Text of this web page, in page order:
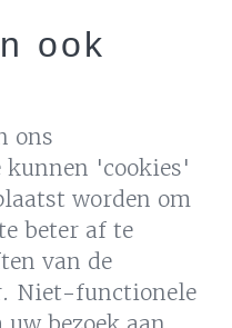
ook
ons
'cookies'
worden om
beter af te
van de
Niet-functionele